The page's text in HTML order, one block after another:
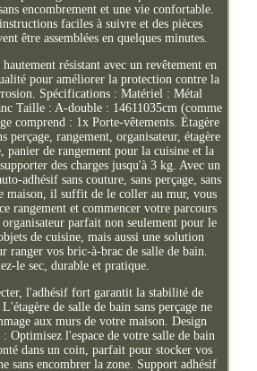
encombrement et une vie confortable.
faciles à suivre et des pièces
être assemblées en quelques minutes.
résistant avec un revêtement en
pour améliorer la protection contre la
Spécifications : Matériel : Métal
Taille : A-double : 14611035cm (comme
comprend : 1x Porte-vêtements. Étagère
perçage, rangement, organisateur, étagère
panier de rangement pour la cuisine et la
des charges jusqu'à 3 kg. Avec un
adhésif sans couture, sans perçage, sans
maison, il suffit de le coller au mur, vous
rangement et commencer votre parcours
parfait non seulement pour le
de cuisine, mais aussi une solution
ranger vos bric-à-brac de salle de bain.
le sec, durable et pratique.
l'adhésif fort garantit la stabilité de
de salle de bain sans perçage ne
aux murs de votre maison. Design
: Optimisez l'espace de votre salle de bain
dans un coin, parfait pour stocker vos
sans encombrer la zone. Support adhésif